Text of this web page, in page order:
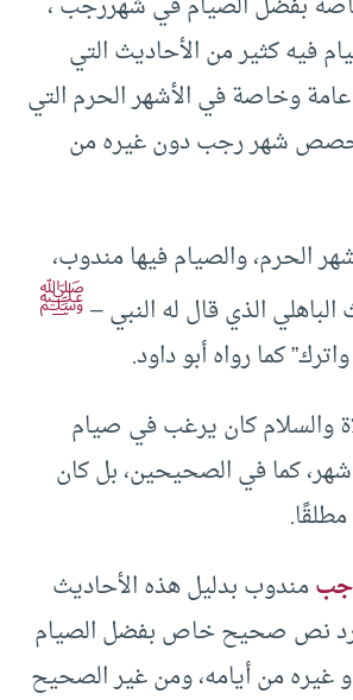
فيه كثير من الأحاديث التي
وخاصة في الأشهر الحرم التي
شهر رجب دون غيره من
الحرم، والصيام فيها مندوب،
الذي قال له النبي –ﷺ
كما رواه أبو داود.
والسلام كان يرغب في صيام
شهر، كما في الصحيحين، بل كان
مندوب بدليل هذه الأحاديث
يرد نص صحيح خاص بفضل الصيام
غيره من أيامه، ومن غير الصحيح